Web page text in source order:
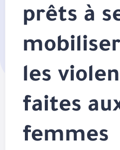
prêts à
les
faites
femmes